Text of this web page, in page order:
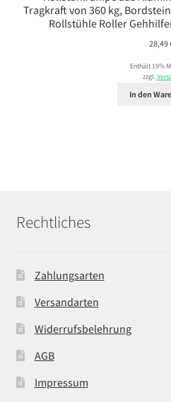
Tragkraft von 360 kg,
Rollstühle Roller
28,49
Enthält 19%
zzgl.
In den
Rechtliches
Zahlungsarten
Versandarten
Widerrufsbelehrung
AGB
Impressum